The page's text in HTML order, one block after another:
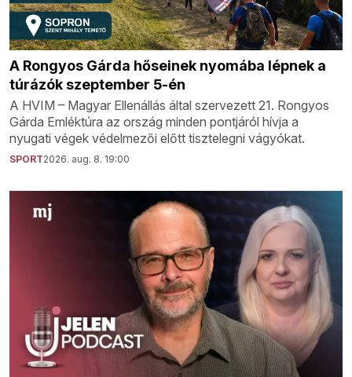
A Rongyos Gárda hőseinek nyomába lépnek a
túrázók szeptember 5-én
A HVIM – Magyar Ellenállás által szervezett 21. Rongyos
Gárda Emléktúra az ország minden pontjáról hívja a
nyugati végek védelmezői előtt tisztelegni vágyókat.
SPORT2026. aug. 8. 19:00